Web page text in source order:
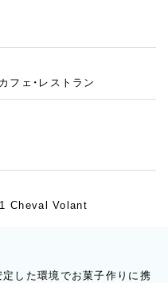
フェ・レストラン
1 Cheval Volant
した環境でお菓子作りに携